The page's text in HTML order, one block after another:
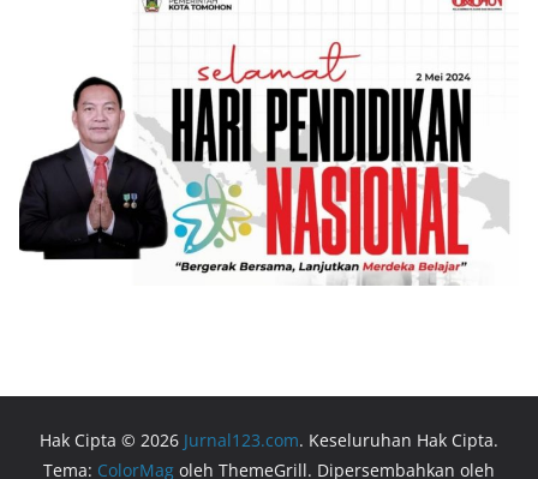
Hak Cipta © 2026 Jurnal123.com. Keseluruhan Hak Cipta.
Tema: ColorMag oleh ThemeGrill. Dipersembahkan oleh